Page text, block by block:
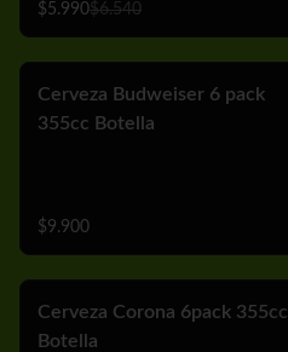
$5.990$6.540
Cerveza Budweiser 6 pack
355cc Botella
$9.900
Cerveza Corona 6pack 355cc
Botella